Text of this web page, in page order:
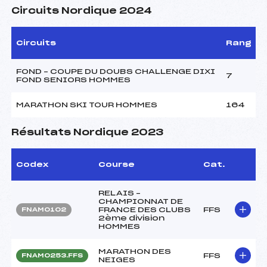
Circuits Nordique 2024
Circuits Rang
FOND – COUPE DU DOUBS CHALLENGE DIXI
FOND SENIORS HOMMES
7
MARATHON SKI TOUR HOMMES 164
Résultats Nordique 2023
Codex Course Cat.
FNAM0102
RELAIS –
CHAMPIONNAT DE
FRANCE DES CLUBS
2ème division
HOMMES
FFS
FNAM0253.FFS
MARATHON DES
NEIGES
FFS